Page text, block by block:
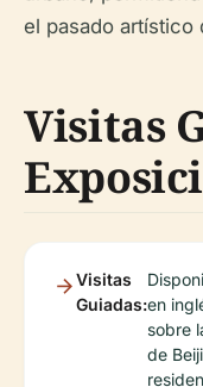
el pasado artístico
Visitas
Visitas
Guiadas:en
sobre
de